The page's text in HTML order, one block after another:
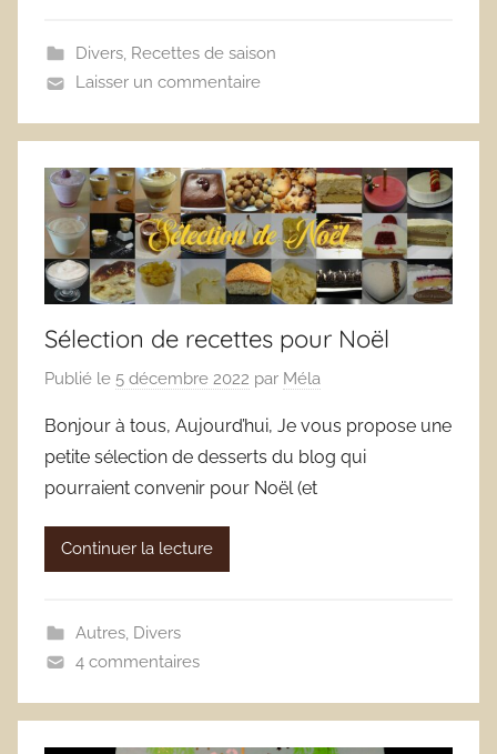
Divers, Recettes de saison
Laisser un commentaire
Sélection de recettes pour Noël
Publié le 5 décembre 2022 par Méla
Bonjour à tous, Aujourd’hui, Je vous propose une
petite sélection de desserts du blog qui
pourraient convenir pour Noël (et
Continuer la lecture
Autres, Divers
4 commentaires